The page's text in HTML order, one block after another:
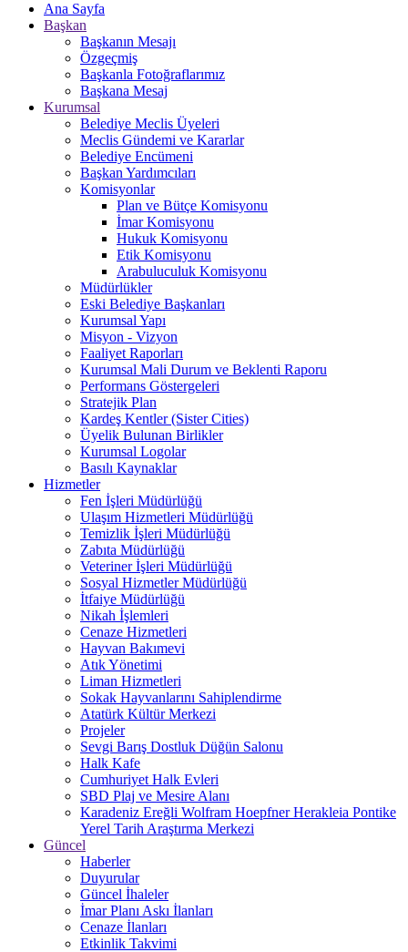
Ana Sayfa
Başkan
Başkanın Mesajı
Özgeçmiş
Başkanla Fotoğraflarımız
Başkana Mesaj
Kurumsal
Belediye Meclis Üyeleri
Meclis Gündemi ve Kararlar
Belediye Encümeni
Başkan Yardımcıları
Komisyonlar
Plan ve Bütçe Komisyonu
İmar Komisyonu
Hukuk Komisyonu
Etik Komisyonu
Arabuluculuk Komisyonu
Müdürlükler
Eski Belediye Başkanları
Kurumsal Yapı
Misyon - Vizyon
Faaliyet Raporları
Kurumsal Mali Durum ve Beklenti Raporu
Performans Göstergeleri
Stratejik Plan
Kardeş Kentler (Sister Cities)
Üyelik Bulunan Birlikler
Kurumsal Logolar
Basılı Kaynaklar
Hizmetler
Fen İşleri Müdürlüğü
Ulaşım Hizmetleri Müdürlüğü
Temizlik İşleri Müdürlüğü
Zabıta Müdürlüğü
Veteriner İşleri Müdürlüğü
Sosyal Hizmetler Müdürlüğü
İtfaiye Müdürlüğü
Nikah İşlemleri
Cenaze Hizmetleri
Hayvan Bakımevi
Atık Yönetimi
Liman Hizmetleri
Sokak Hayvanlarını Sahiplendirme
Atatürk Kültür Merkezi
Projeler
Sevgi Barış Dostluk Düğün Salonu
Halk Kafe
Cumhuriyet Halk Evleri
SBD Plaj ve Mesire Alanı
Karadeniz Ereğli Wolfram Hoepfner Herakleia Pontike
Yerel Tarih Araştırma Merkezi
Güncel
Haberler
Duyurular
Güncel İhaleler
İmar Planı Askı İlanları
Cenaze İlanları
Etkinlik Takvimi